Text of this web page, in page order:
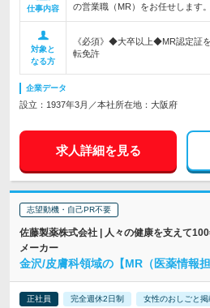
仕事内容
の営業職（MR）をお任せします。
対象と
なる方
《必須》◆大卒以上◆MR認定証
転免許
企業データ
設立：1937年3月／本社所在地：大阪府
求人詳細を見る
志望動機・自己PR不要
佐藤製薬株式会社 | 人々の健康を支えて
メーカー
金沢/皮膚科領域の【MR（医薬情報
正社員 完全週休2日制 女性のおしごと掲